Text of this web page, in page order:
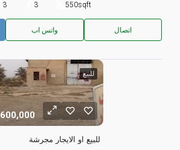
3 3 550sqft
واتس اب اتصال
للبيع
600,000
للبيع او الايجار مجرشة